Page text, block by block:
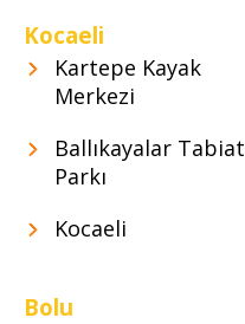
Kocaeli
Kartepe Kayak
Merkezi
Ballıkayalar Tabiat
Parkı
Kocaeli
Bolu